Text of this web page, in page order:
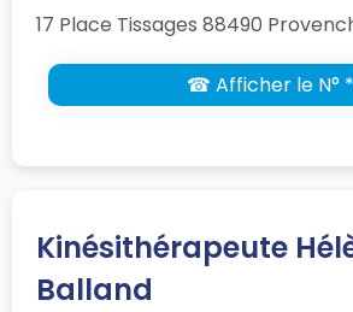
17 Place Tissages 88490
☎ Afficher le N° *
Kinésithérapeute
Balland